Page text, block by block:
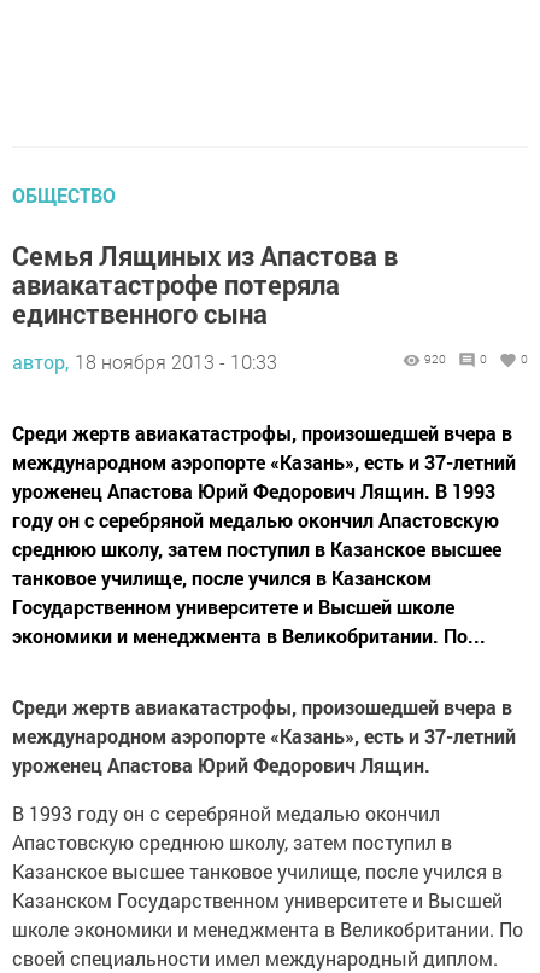
ОБЩЕСТВО
Семья Лящиных из Апастова в
авиакатастрофе потеряла
единственного сына
автор, 18 ноября 2013 - 10:33 920 0 0
Среди жертв авиакатастрофы, произошедшей вчера в
международном аэропорте «Казань», есть и 37-летний
уроженец Апастова Юрий Федорович Лящин. В 1993
году он с серебряной медалью окончил Апастовскую
среднюю школу, затем поступил в Казанское высшее
танковое училище, после учился в Казанском
Государственном университете и Высшей школе
экономики и менеджмента в Великобритании. По...
Среди жертв авиакатастрофы, произошедшей вчера в
международном аэропорте «Казань», есть и 37-летний
уроженец Апастова Юрий Федорович Лящин.
В 1993 году он с серебряной медалью окончил
Апастовскую среднюю школу, затем поступил в
Казанское высшее танковое училище, после учился в
Казанском Государственном университете и Высшей
школе экономики и менеджмента в Великобритании. По
своей специальности имел международный диплом.